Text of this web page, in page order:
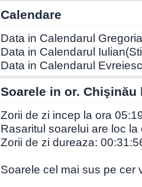
Calendare
Data in Calendarul
Data in Calendarul
Data in Calendarul
Soarele in or. Chişinău
Zorii de zi incep la ora
Rasaritul soarelui are loc la
Zorii de zi dureaza:
Soarele cel mai sus pe cer